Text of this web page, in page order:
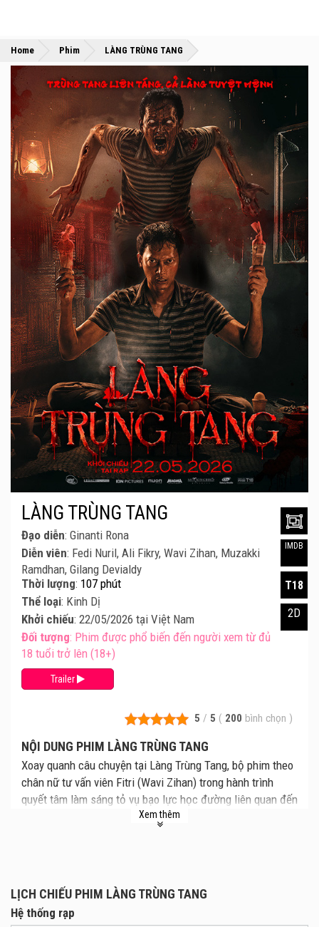
Home »
Phim »
LÀNG TRÙNG TANG
5 / 5 ( 200 bình chọn )
NỘI DUNG PHIM LÀNG TRÙNG TANG
Xoay quanh câu chuyện tại Làng Trùng Tang, bộ phim theo
chân nữ tư vấn viên Fitri (Wavi Zihan) trong hành trình
quyết tâm làm sáng tỏ vụ bạo lực học đường liên quan đến
Jaya (Ali Fikry) – một cậu học sinh nghèo. Giữa bối cảnh
kết cục bí ẩn, nhưng rồi lại xuất hiện như chưa từng có
chuyện gì xảy ra. Một thế lực siêu nhiên đang thao túng cả
dân làng, khiến họ phải đối diện với “bản thể bóng tối” của
Xem thêm
LÀNG TRÙNG TANG
Đạo diễn: Ginanti Rona
Diễn viên: Fedi Nuril, Ali Fikry, Wavi Zihan, Muzakki
Ramdhan, Gilang Devialdy
Thời lượng: 107 phút
Thể loại: Kinh Dị
Khởi chiếu: 22/05/2026 tại Việt Nam
Đối tượng: Phim được phổ biến đến người xem từ đủ
18 tuổi trở lên (18+)
Trailer
IMDB
T18
2D
LỊCH CHIẾU PHIM LÀNG TRÙNG TANG
Hệ thống rạp